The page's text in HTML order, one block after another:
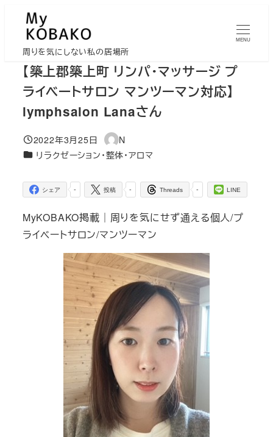
周りを気にしない私の居場所
MENU
【築上郡築上町 リンパ・マッサージ プ
ライベートサロン マンツーマン対応】
lymphsalon Lanaさん
投稿日
2022年3月25日
著
者
N
カテゴリー
リラクゼーション・整体・アロマ
-
シェア -
投稿 -
Threads LINE
MyKOBAKO掲載｜周りを気にせず通える個人/プ
ライベートサロン/マンツーマン